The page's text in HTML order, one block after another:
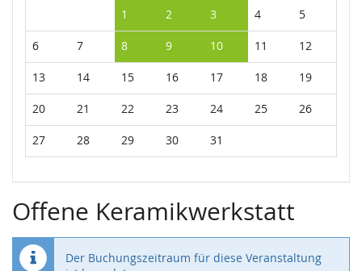
1 2 3 4 5
6 7 8 9 10 11 12
13 14 15 16 17 18 19
20 21 22 23 24 25 26
27 28 29 30 31
Offene Keramikwerkstatt
Der Buchungszeitraum für diese Veranstaltung